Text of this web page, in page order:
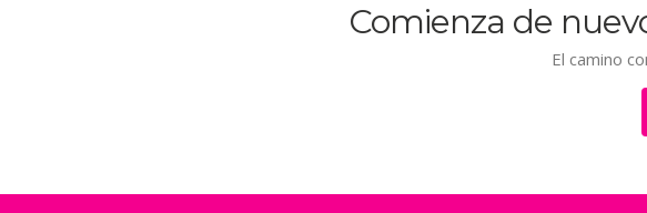
Comienza de
El camino